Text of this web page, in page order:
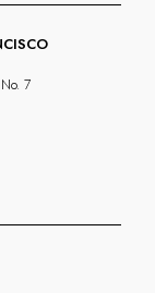
7